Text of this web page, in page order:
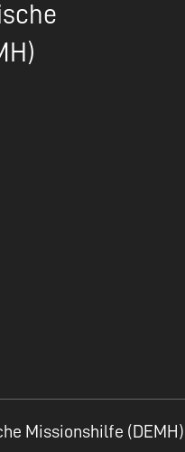
Missionshilfe (DEMH)